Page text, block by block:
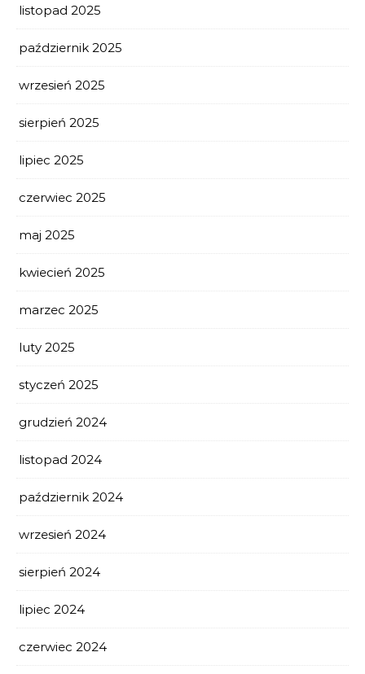
listopad 2025
październik 2025
wrzesień 2025
sierpień 2025
lipiec 2025
czerwiec 2025
maj 2025
kwiecień 2025
marzec 2025
luty 2025
styczeń 2025
grudzień 2024
listopad 2024
październik 2024
wrzesień 2024
sierpień 2024
lipiec 2024
czerwiec 2024